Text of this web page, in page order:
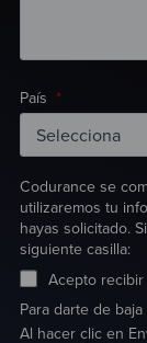
País *
Codurance se
utilizaremos tu
hayas solicitado.
siguiente casilla:
Acepto
Para darte de
Al hacer clic en